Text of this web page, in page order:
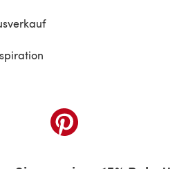
neuen Tab)(öffnet sich in einem